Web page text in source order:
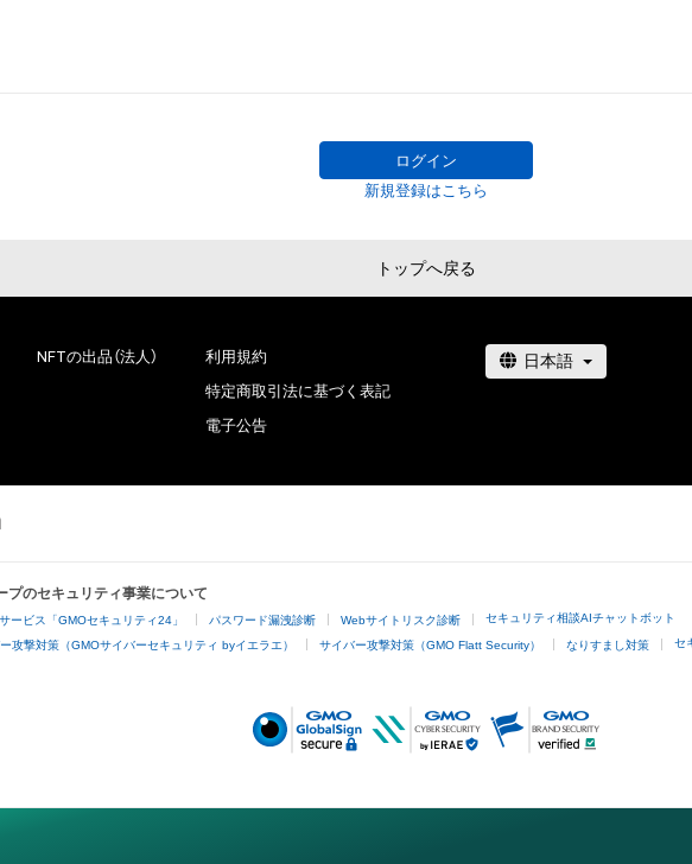
ログイン
新規登録はこちら
トップへ戻る
NFTの出品（法人）
利用規約
特定商取引法に基づく表記
電子公告
プのセキュリティ事業について
ービス「GMOセキュリティ24」 パスワード漏洩診断 Webサイトリスク診断 セキュリティ相談AIチャットボット
攻撃対策（GMOサイバーセキュリティ byイエラエ） サイバー攻撃対策（GMO Flatt Security） なりすまし対策 セ